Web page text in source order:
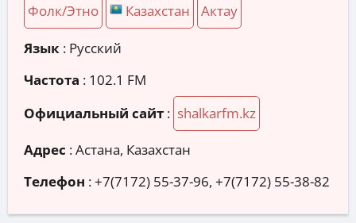
Фолк/Этно Казахстан Актау
Язык : Русский
Частота : 102.1 FM
Официальный сайт : shalkarfm.kz
Адрес :Астана, Казахстан
Телефон :+7(7172) 55-37-96, +7(7172) 55-38-82